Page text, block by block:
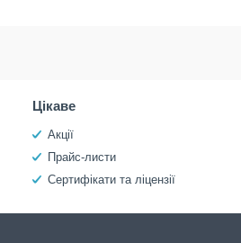
Цікаве
Акції
Прайс-листи
Сертифікати та ліцензії